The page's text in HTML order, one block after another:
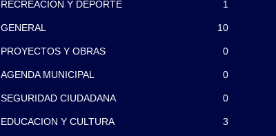
RECREACION Y DEPORTE 1
GENERAL 10
PROYECTOS Y OBRAS 0
AGENDA MUNICIPAL 0
SEGURIDAD CIUDADANA 0
EDUCACION Y CULTURA 3